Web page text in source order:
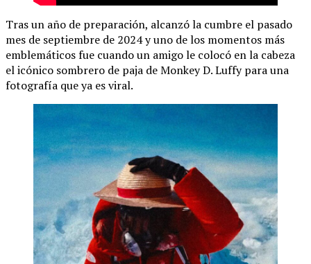
Tras un año de preparación, alcanzó la cumbre el pasado
mes de septiembre de 2024 y uno de los momentos más
emblemáticos fue cuando un amigo le colocó en la cabeza
el icónico sombrero de paja de Monkey D. Luffy para una
fotografía que ya es viral.